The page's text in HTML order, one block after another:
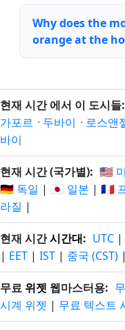
Why does the
orange at the
현재 시간 에서 이 도시들:
가포르 · 두바이 · 로스앤
바이
현재 시간 (국가별): 🇺🇸
🇩🇪 독일 | 🇯🇵 일본 | 🇫🇷
라질 |
현재 시간시간대: UTC |
| EET | IST | 중국 (CST) |
무료 위젯 웹마스터용:
시계 위젯 | 무료 텍스트